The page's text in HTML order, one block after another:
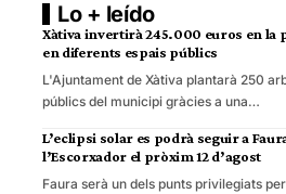
Lo + leído
Xàtiva invertirà 245.000 euros en la
en diferents espais públics
L'Ajuntament de Xàtiva plantarà 250
públics del municipi gràcies a una…
L’eclipsi solar es podrà seguir a
l’Escorxador el pròxim 12 d’agost
Faura serà un dels punts privilegiats